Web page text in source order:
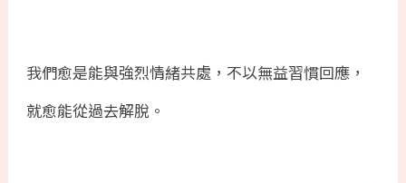
我們愈是能與強烈情緒共處，不以無益習慣回應，
就愈能從過去解脫。